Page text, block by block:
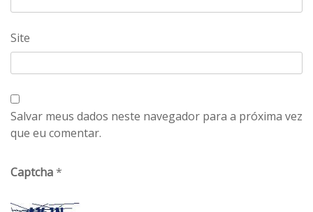
Site
Salvar meus dados neste navegador para a próxima vez
que eu comentar.
Captcha*